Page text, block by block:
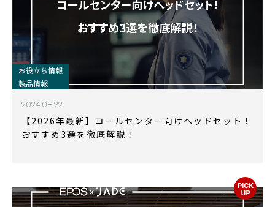
お役立ち情報
製品情報
2024.08.22
【2026年最新】コールセンター向けヘッドセット！
おすすめ3選を徹底解説！